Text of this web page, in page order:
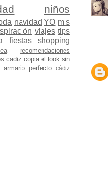
niños
navidad YO mis
viajes tips
fiestas
shopping
recomendaciones
cadiz copia el look sin
armario perfecto
cádiz